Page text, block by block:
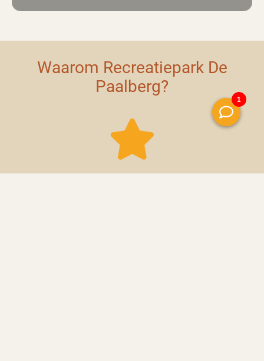
Waarom Recreatiepark De
Paalberg?